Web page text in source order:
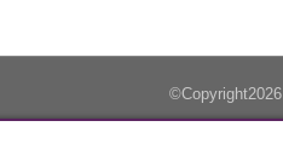
©Copyright2026